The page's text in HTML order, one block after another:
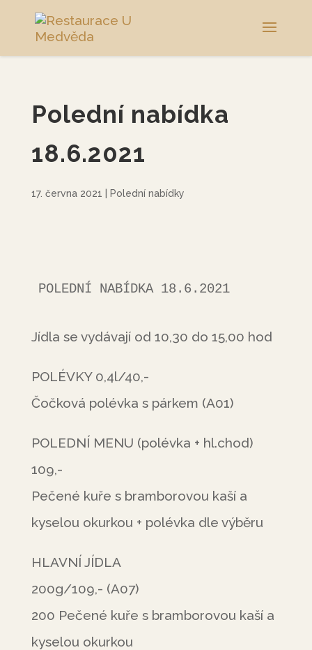
Polední nabídka
18.6.2021
17. června 2021 Polední nabídky
POLEDNÍ NABÍDKA 18.6.2021
Jídla se vydávají od 10,30 do 15,00 hod
POLÉVKY 0,4l/40,-
Čočková polévka s párkem (A01)
POLEDNÍ MENU (polévka + hl.chod)
109,-
Pečené kuře s bramborovou kaší a
kyselou okurkou + polévka dle výběru
HLAVNÍ JÍDLA
200g/109,- (A07)
200 Pečené kuře s bramborovou kaší a
kyselou okurkou